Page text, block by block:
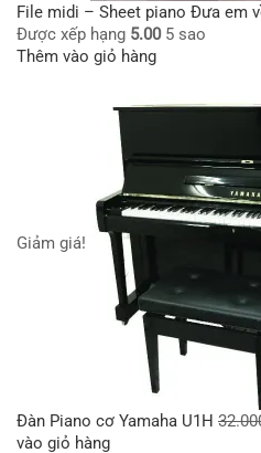
File midi – Sheet piano Đưa em
Được xếp hạng 5.005 sao
Thêm vào giỏ hàng
Giảm giá!
Đàn Piano cơ Yamaha U1H
vào giỏ hàng